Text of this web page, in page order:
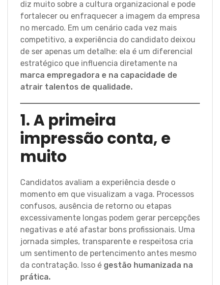
diz muito sobre a cultura organizacional e pode
fortalecer ou enfraquecer a imagem da empresa
no mercado. Em um cenário cada vez mais
competitivo, a experiência do candidato deixou
de ser apenas um detalhe: ela é um diferencial
estratégico que influencia diretamente na
marca empregadora e na capacidade de
atrair talentos de qualidade.
1. A primeira
impressão conta, e
muito
Candidatos avaliam a experiência desde o
momento em que visualizam a vaga. Processos
confusos, ausência de retorno ou etapas
excessivamente longas podem gerar percepções
negativas e até afastar bons profissionais. Uma
jornada simples, transparente e respeitosa cria
um sentimento de pertencimento antes mesmo
da contratação. Isso é gestão humanizada na
prática.